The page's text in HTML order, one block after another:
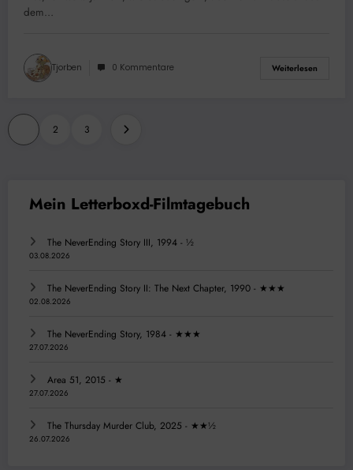
dem…
Tjorben 0 Kommentare Weiterlesen
Seitennummerierung
der
2 3
The NeverEnding Story III, 1994 - ½
03.08.2026
The NeverEnding Story II: The Next Chapter, 1990 - ★★★
02.08.2026
The NeverEnding Story, 1984 - ★★★
27.07.2026
Area 51, 2015 - ★
27.07.2026
The Thursday Murder Club, 2025 - ★★½
26.07.2026